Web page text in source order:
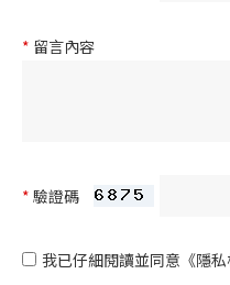
* 留言內容
* 驗證碼
我已仔細閱讀並同意 《隱